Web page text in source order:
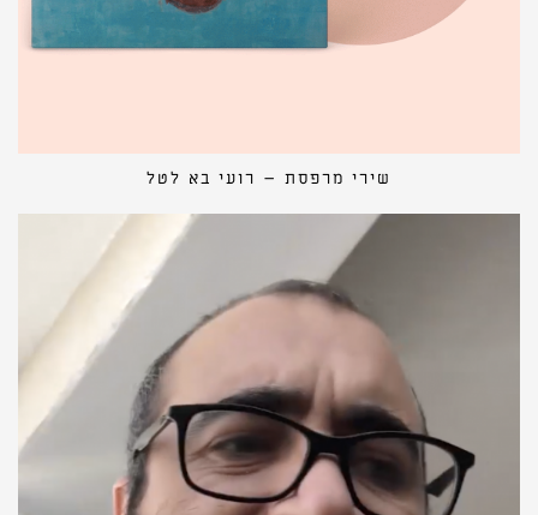
שירי מרפסת – רועי בא לטל